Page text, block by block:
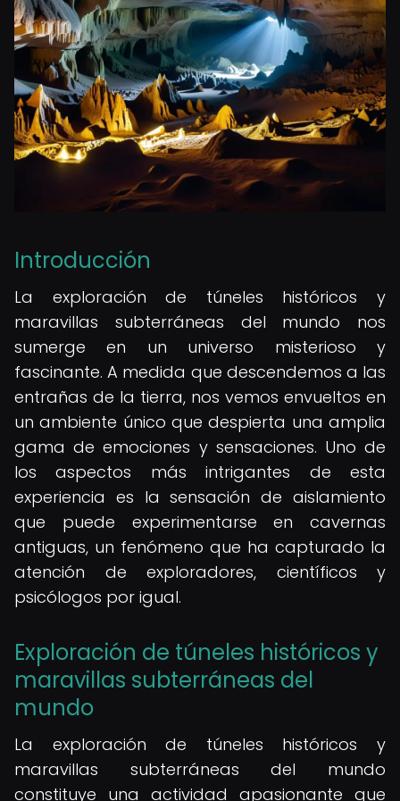
Introducción
La exploración de túneles históricos y
maravillas subterráneas del mundo nos
sumerge en un universo misterioso y
fascinante. A medida que descendemos a las
entrañas de la tierra, nos vemos envueltos en
un ambiente único que despierta una amplia
gama de emociones y sensaciones. Uno de
los aspectos más intrigantes de esta
experiencia es la sensación de aislamiento
que puede experimentarse en cavernas
antiguas, un fenómeno que ha capturado la
atención de exploradores, científicos y
psicólogos por igual.
Exploración de túneles históricos y
maravillas subterráneas del
mundo
La exploración de túneles históricos y
maravillas subterráneas del mundo
constituye una actividad apasionante que